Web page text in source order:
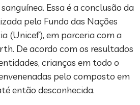
Essa é a conclusão da
pelo Fundo das Nações
(Unicef), em parceria com a
De acordo com os resultados
crianças em todo o
pelo composto em
então desconhecida.